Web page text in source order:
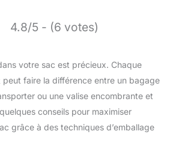
4.8/5 - (6 votes)
votre sac est précieux. Chaque
faire la différence entre un bagage
ou une valise encombrante et
conseils pour maximiser
grâce à des techniques d’emballage